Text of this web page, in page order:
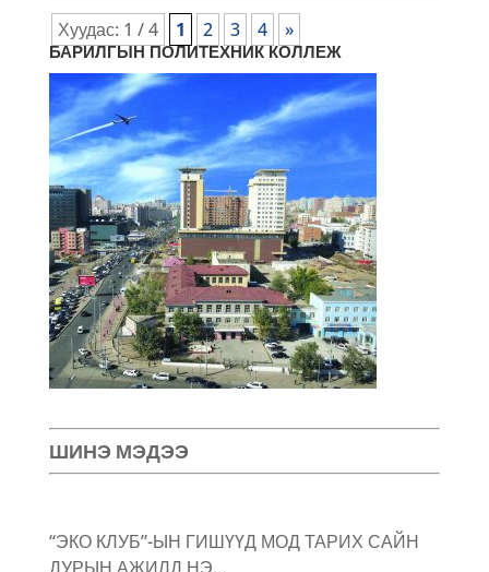
Хуудас: 1 / 4 1 2 3 4 »
БАРИЛГЫН ПОЛИТЕХНИК КОЛЛЕЖ
ШИНЭ МЭДЭЭ
“ЭКО КЛУБ”-ЫН ГИШҮҮД МОД ТАРИХ САЙН